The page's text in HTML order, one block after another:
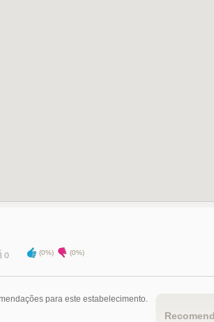
(0%) (0%)
para este estabelecimento.